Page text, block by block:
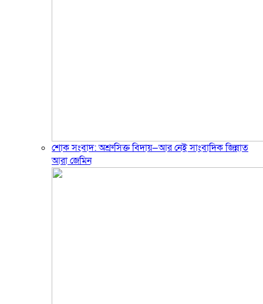
শোক সংবাদ: অশ্রুসিক্ত বিদায়—আর নেই সাংবাদিক জিন্নাত
আরা জেমিন